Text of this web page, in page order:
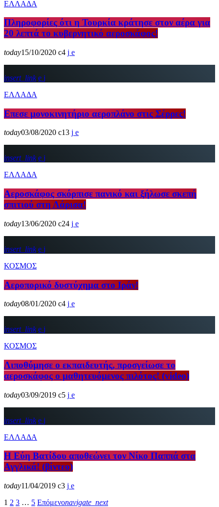
ΕΛΛΑΔΑ
Πληροφορίες ότι η Τουρκία κράτησε στον αέρα για
20 λεπτά το κυβερνητικό αεροσκάφος!
today15/10/2020 4
insert_link
ΕΛΛΑΔΑ
Επεσε μονοκινητήριο αεροπλάνο στις Σέρρες!
today03/08/2020 13
insert_link
ΕΛΛΑΔΑ
Αεροσκάφος σκόρπισε πανικό και ξήλωσε σκεπή
σπιτιού στη Λάρισα!
today13/06/2020 24
insert_link
ΚΟΣΜΟΣ
Αεροπορικό δυστύχημα στο Ιράν!
today08/01/2020 4
insert_link
ΚΟΣΜΟΣ
Λιποθύμησε ο εκπαιδευτής, προσγείωσε το
αεροσκάφος ο μαθητευόμενος πιλότος! (video)
today03/09/2019 5
insert_link
ΕΛΛΑΔΑ
Η Εύη Βατίδου αποθεώνει τον Νίκο Παππά στα
Αγγλικά! (βίντεο)
today11/04/2019
3
1 2 3 … 5 Επόμενοnavigate_next